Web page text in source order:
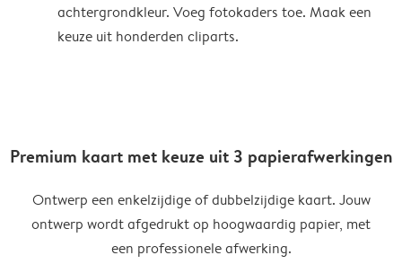
achtergrondkleur. Voeg fotokaders toe. Maak een
keuze uit honderden cliparts.
Premium kaart met keuze uit 3 papierafwerkingen
Ontwerp een enkelzijdige of dubbelzijdige kaart. Jouw
ontwerp wordt afgedrukt op hoogwaardig papier, met
een professionele afwerking.